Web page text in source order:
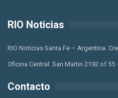
RIO Noticias
RIO Noticias Santa Fe – Argentina.
Oficina Central: San Martin 2192 of
Contacto